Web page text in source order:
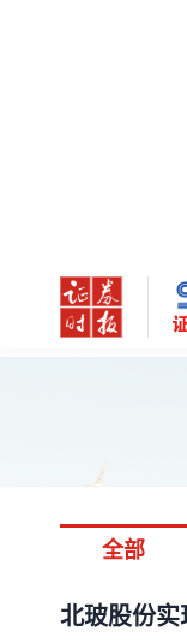
全部
北玻股份